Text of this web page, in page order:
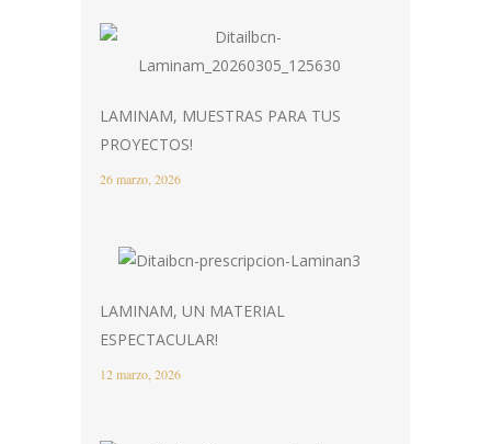
LAMINAM, MUESTRAS PARA TUS
PROYECTOS!
26 marzo, 2026
LAMINAM, UN MATERIAL
ESPECTACULAR!
12 marzo, 2026